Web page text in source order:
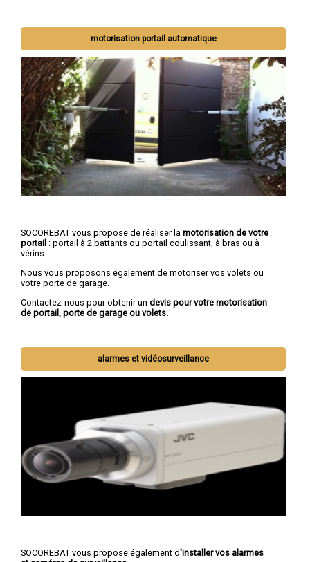
motorisation portail automatique
SOCOREBAT vous propose de réaliser la motorisation de votre
portail : portail à 2 battants ou portail coulissant, à bras ou à
vérins.
Nous vous proposons également de motoriser vos volets ou
votre porte de garage.
Contactez-nous pour obtenir un devis pour votre motorisation
de portail, porte de garage ou volets.
alarmes et vidéosurveillance
SOCOREBAT vous propose également d'installer vos alarmes